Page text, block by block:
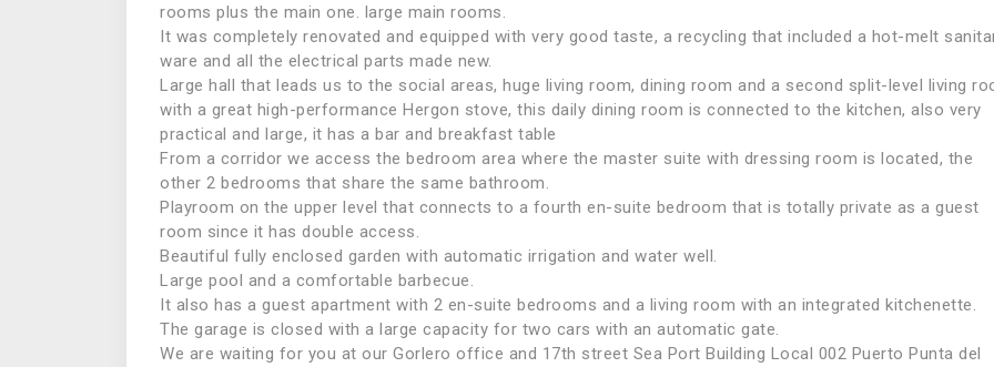
rooms plus the main one. large main rooms.
It was completely renovated and equipped with very good taste, a recycling that included a hot-melt
ware and all the electrical parts made new.
Large hall that leads us to the social areas, huge living room, dining room and a second split-level living
with a great high-performance Hergon stove, this daily dining room is connected to the kitchen, also very
practical and large, it has a bar and breakfast table
From a corridor we access the bedroom area where the master suite with dressing room is located, the
other 2 bedrooms that share the same bathroom.
Playroom on the upper level that connects to a fourth en-suite bedroom that is totally private as a guest
room since it has double access.
Beautiful fully enclosed garden with automatic irrigation and water well.
Large pool and a comfortable barbecue.
It also has a guest apartment with 2 en-suite bedrooms and a living room with an integrated kitchenette.
The garage is closed with a large capacity for two cars with an automatic gate.
We are waiting for you at our Gorlero office and 17th street Sea Port Building Local 002 Puerto Punta del